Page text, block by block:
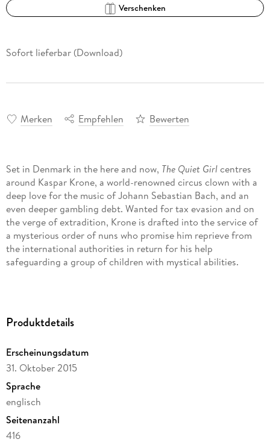
Verschenken
Sofort lieferbar (Download)
Merken Empfehlen Bewerten
Set in Denmark in the here and now, The Quiet Girlcentres
around Kaspar Krone, a world-renowned circus clown with a
deep love for the music of Johann Sebastian Bach, and an
even deeper gambling debt. Wanted for tax evasion and on
the verge of extradition, Krone is drafted into the service of
a mysterious order of nuns who promise him reprieve from
the international authorities in return for his help
safeguarding a group of children with mystical abilities.
shocking series of discoveries along the way about her
identity and the true intentions of his young wards.
Produktdetails
Erscheinungsdatum
31. Oktober 2015
Sprache
englisch
Seitenanzahl
416